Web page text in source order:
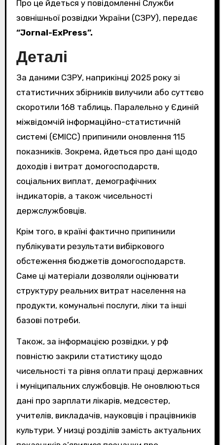
Про це йдеться у повідомленні Служби
зовнішньої розвідки України (СЗРУ), передає
“Jornal-ExPress”.
Деталі
За даними СЗРУ, наприкінці 2025 року зі
статистичних збірників вилучили або суттєво
скоротили 168 таблиць. Паралельно у Єдиній
міжвідомчій інформаційно-статистичній
системі (ЄМІСС) припинили оновлення 115
показників. Зокрема, йдеться про дані щодо
доходів і витрат домогосподарств,
соціальних виплат, демографічних
індикаторів, а також чисельності
держслужбовців.
Крім того, в країні фактично припинили
публікувати результати вибіркового
обстеження бюджетів домогосподарств.
Саме ці матеріали дозволяли оцінювати
структуру реальних витрат населення на
продукти, комунальні послуги, ліки та інші
базові потреби.
Також, за інформацією розвідки, у рф
повністю закрили статистику щодо
чисельності та рівня оплати праці державних
і муніципальних службовців. Не оновлюються
дані про зарплати лікарів, медсестер,
учителів, викладачів, науковців і працівників
культури. У низці розділів замість актуальних